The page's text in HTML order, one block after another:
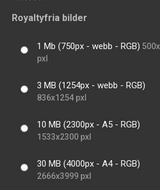
Royaltyfria bilder
1 Mb (750px - webb - RGB)
pxl
3 MB (1254px - webb - RGB)
836x1254 pxl
10 MB (2300px - A5 - RGB)
1533x2300 pxl
30 MB (4000px - A4 - RGB)
2666x3999 pxl